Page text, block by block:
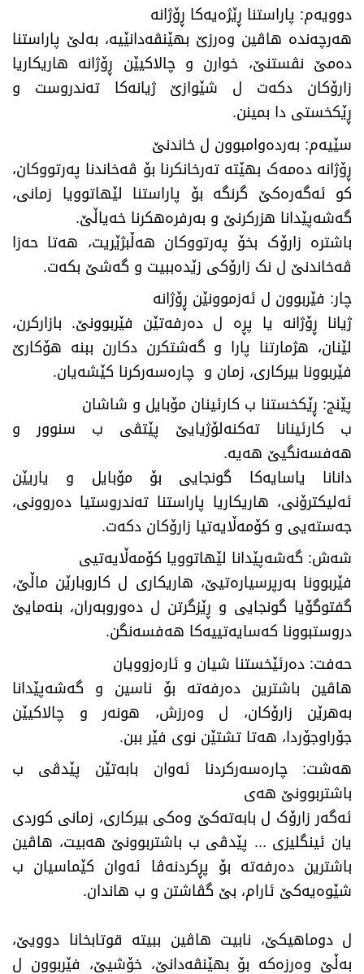
دوویەم: پاراستنا ڕێژەیەکا ڕۆژانە
هەرچەندە هاڤین وەرزێ بهێنڤەدانێیە، بەلێ پاراستنا
دەمێ نڤستنێ، خوارن و چالاکیێن ڕۆژانە هاریکاریا
زارۆکان دکەت ل شێوازێ ژیانەکا تەندروست و
ڕێکخستی دا بمینن.
سێیەم: بەردەوامبوون ل خاندنێ
ڕۆژانە دەمەک بهێتە تەرخانکرنا بۆ ڤەخاندنا پەرتووکان،
کو ئەگەرەکێ گرنگە بۆ پاراستنا لێهاتوویا زمانی،
گەشەپێدانا هزرکرنێ و بەرفرەهکرنا خەیاڵێ.
باشترە زارۆک بخۆ پەرتووکان هەڵبژێریت، هەتا حەزا
ڤەخاندنێ ل نک زارۆکی زێدەببیت و گەشێ بکەت.
چار: فێربوون ل ئەزموونێن ڕۆژانە
ژیانا ڕۆژانە یا پڕە ل دەرفەتێن فێربوونێ. بازارکرن،
لێنان، هژمارتنا پارا و گەشتکرن دکارن ببنە هۆکارێ
فێربوونا بیرکاری، زمان و چارەسەرکرنا کێشەیان.
پێنج: ڕێکخستنا ب کارئینان مۆبایل و شاشان
ب کارئینانا تەکنەلۆژیایێ پێتڤی ب سنوور و
هەفسەنگیێ هەیە.
دانانا یاسایەکا گونجایی بۆ مۆبایل و یاریێن
ئەلیکترۆنی، هاریکاریا پاراستنا تەندروستیا دەروونی،
جەستەیی و کۆمەڵایەتیا زارۆکان دکەت.
شەش: گەشەپێدانا لێهاتوویا کۆمەڵایەتیی
فێربوونا بەرپرسیارەتیێ، هاریکاری ل کاروبارێن ماڵێ،
گفتوگۆیا گونجایی و ڕێزگرتن ل دەوروبەران، بنەمایێ
دروستبوونا کەسایەتییەکا هەفسەنگن.
حەفت: دەرئێخستنا شیان و ئارەزوویان
هاڤین باشترین دەرفەتە بۆ ناسین و گەشەپێدانا
بەهرێن زارۆکان، ل وەرزش، هونەر و چالاکیێن
جۆراوجۆردا، هەتا تشتێن نوی فێر ببن.
هەشت: چارەسەرکردنا ئەوان بابەتێن پێدڤی ب
باشتربوونێ هەی
ئەگەر زارۆک ل بابەتەکێ وەکی بیرکاری، زمانی کوردی
یان ئینگلیزی ... پێدڤی ب باشتربوونێ هەبیت، هاڤین
باشترین دەرفەتە بۆ پڕکردنەڤا ئەوان کێماسیان ب
شێوەیەکێ ئارام، بێ گڤاشتن و ب هاندان.
ل دوماهیکێ، نابیت هاڤین ببیتە قوتابخانا دوویێ،
بەڵێ وەرزەکە بۆ بهێنڤەدانێ، خۆشیێ، فێربوون ل